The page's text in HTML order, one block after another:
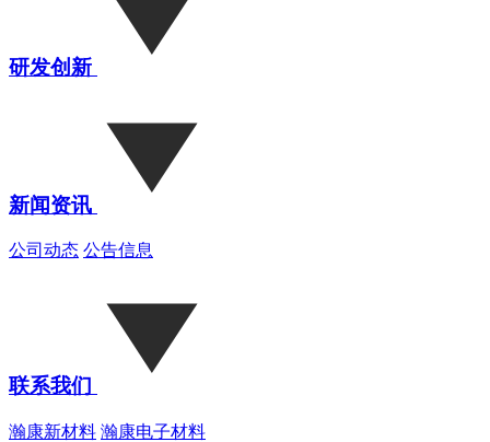
研发创新
新闻资讯
公司动态 公告信息
联系我们
瀚康新材料 瀚康电子材料